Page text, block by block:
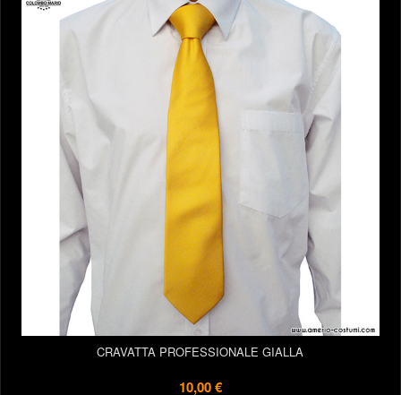
CRAVATTA PROFESSIONALE GIALLA
10,00 €